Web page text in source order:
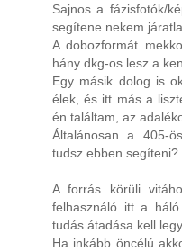
Sajnos a fázisfotók/
segítene nekem
A dobozformát
hány dkg-os lesz a
Egy másik dolog is
élek, és itt más a
én találtam, az
Általánosan a 405-
tudsz ebben segíteni?
A forrás körüli
felhasználó itt a
tudás átadása kell
Ha inkább öncélú